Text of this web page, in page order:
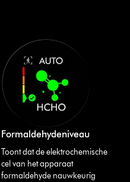
Formaldehydeniveau
Toont dat de elektrochemische
cel van het apparaat
formaldehyde nauwkeurig